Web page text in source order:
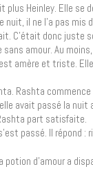
plus Heinley. Elle se
il ne l’a pas mis
C’était donc juste
sans amour. Au
amère et triste.
Rashta commence
avait passé la nuit
part satisfaite.
passé. Il répond :
potion d’amour a